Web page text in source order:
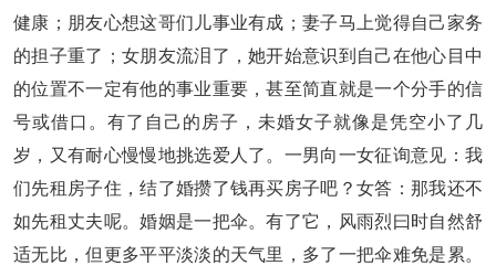
健康；朋友心想这哥们儿事业有成；妻子马上觉得自己家务
的担子重了；女朋友流泪了，她开始意识到自己在他心目中
的位置不一定有他的事业重要，甚至简直就是一个分手的信
号或借口。有了自己的房子，未婚女子就像是凭空小了几
岁，又有耐心慢慢地挑选爱人了。一男向一女征询意见：我
们先租房子住，结了婚攒了钱再买房子吧？女答：那我还不
如先租丈夫呢。婚姻是一把伞。有了它，风雨烈曰时自然舒
适无比，但更多平平淡淡的天气里，多了一把伞难免是累。